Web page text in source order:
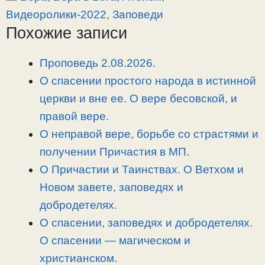
y
L
e
g
a
e
b
р
а
Видеоролики-2022, Заповеди
Похожие записи
Проповедь 2.08.2026.
О спасении простого народа в истинной
церкви и вне ее. О вере бесовской, и
правой вере.
О неправой вере, борьбе со страстями и
получении Причастия в МП.
О Причастии и Таинствах. О Ветхом и
Новом завете, заповедях и
добродетелях.
О спасении, заповедях и добродетелях.
О спасении — магическом и
христианском.